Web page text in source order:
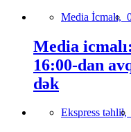
Media İcmalı,
Media
16:00-dan
dək
Ekspress təhlil,